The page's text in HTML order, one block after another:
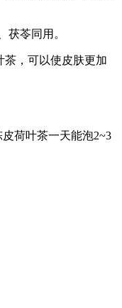
苓同用。
茶，可以使皮肤更加
荷叶茶一天能泡2~3